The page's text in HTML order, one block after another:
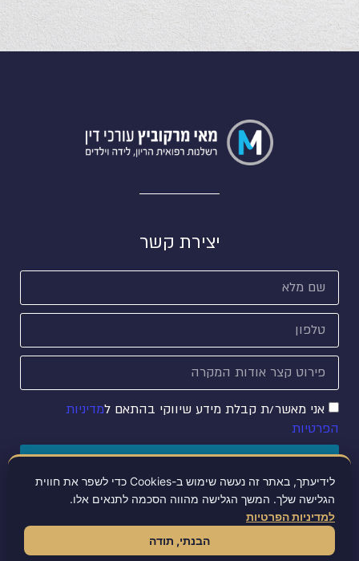
יצירת קשר
אני מאשר/ת קבלת מידע שיווקי בהתאם למדיניות
הפרטיות
שליחה
הצהרת נגישות
מדיניות פרטיות
© כל הזכויות שמורות למאי מרקוביץ - משרד עורכי דין - רשלנות רפואית
לידיעתך, באתר זה נעשה שימוש ב-Cookies כדי לשפר את חווית
הגלישה שלך. המשך הגלישה מהווה הסכמה לתנאים אלו.
למדיניות הפרטיות
הבנתי, תודה